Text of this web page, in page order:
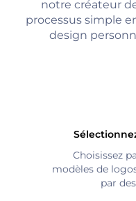
notre créateur
processus simple
design
Choisissez
modèles de
par